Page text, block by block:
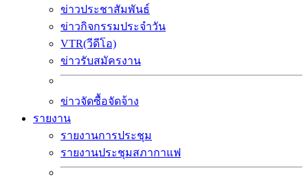
ข่าวประชาสัมพันธ์
ข่าวกิจกรรมประจำวัน
VTR(วีดีโอ)
ข่าวรับสมัครงาน
ข่าวจัดซื้อจัดจ้าง
รายงาน
รายงานการประชุม
รายงานประชุมสภากาแฟ